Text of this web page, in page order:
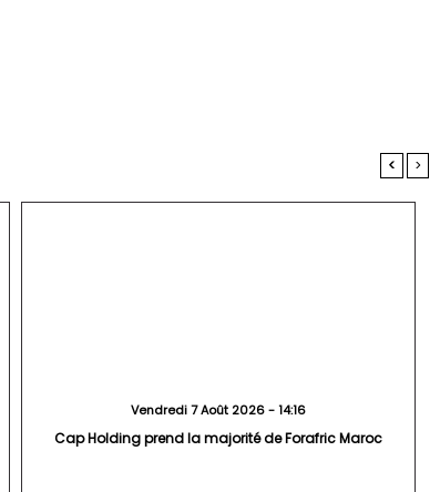
< >
Vendredi 7 Août 2026 - 14:16
Cap Holding prend la majorité de Forafric Maroc